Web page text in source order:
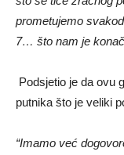
prometujemo
7… što nam je
Podsjetio je da ovu
putnika što je veliki
“Imamo već